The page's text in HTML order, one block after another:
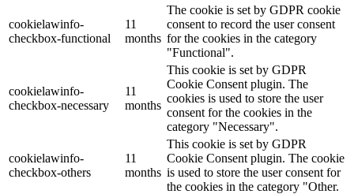
cookielawinfo-
checkbox-functional
11
months
The cookie is set by GDPR cookie
consent to record the user consent
for the cookies in the category
"Functional".
cookielawinfo-
checkbox-necessary
11
months
This cookie is set by GDPR
Cookie Consent plugin. The
cookies is used to store the user
consent for the cookies in the
category "Necessary".
cookielawinfo-
checkbox-others
11
months
This cookie is set by GDPR
Cookie Consent plugin. The cookie
is used to store the user consent for
the cookies in the category "Other.